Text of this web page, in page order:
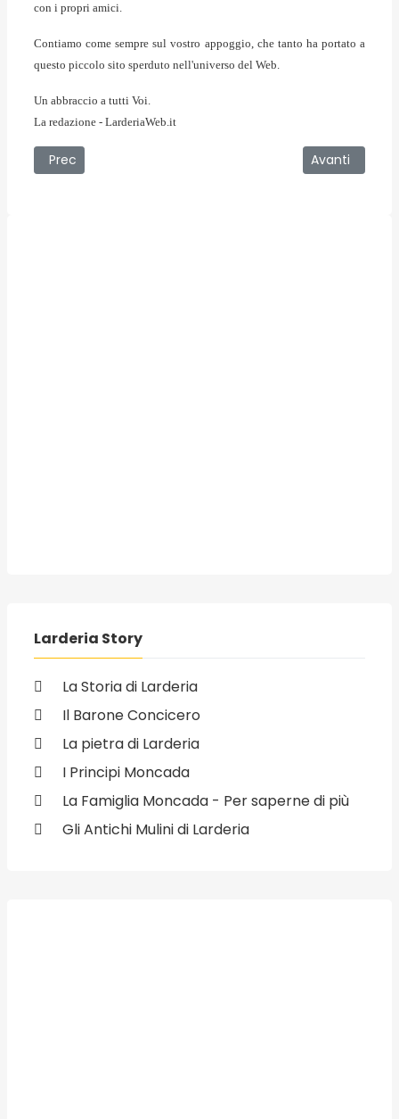
con i propri amici.
Contiamo come sempre sul vostro appoggio, che tanto ha portato a
questo piccolo sito sperduto nell'universo del Web.
Un abbraccio a tutti Voi.
La redazione - LarderiaWeb.it
Articolo precedente: 02/01/2009 - Christmas rock
Prec Articolo
Avanti
Larderia Story
La Storia di Larderia
Il Barone Concicero
La pietra di Larderia
I Principi Moncada
La Famiglia Moncada - Per saperne di più
Gli Antichi Mulini di Larderia